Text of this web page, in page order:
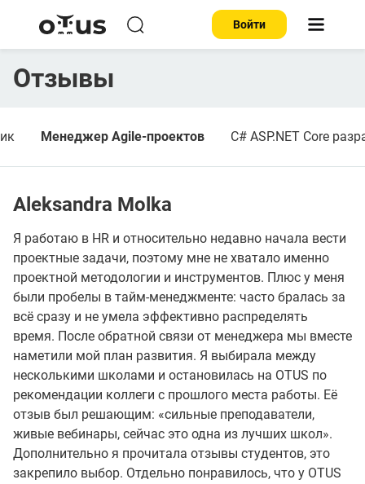
Войти
Отзывы
Менеджер Agile-проектов C# ASP.NET Core
Aleksandra Molka
Я работаю в HR и относительно недавно начала вести
проектные задачи, поэтому мне не хватало именно
проектной методологии и инструментов. Плюс у меня
были пробелы в тайм-менеджменте: часто бралась за
всё сразу и не умела эффективно распределять
время. После обратной связи от менеджера мы вместе
наметили мой план развития. Я выбирала между
несколькими школами и остановилась на OTUS по
рекомендации коллеги с прошлого места работы. Её
отзыв был решающим: «сильные преподаватели,
живые вебинары, сейчас это одна из лучших школ».
Дополнительно я прочитала отзывы студентов, это
закрепило выбор. Отдельно понравилось, что у OTUS